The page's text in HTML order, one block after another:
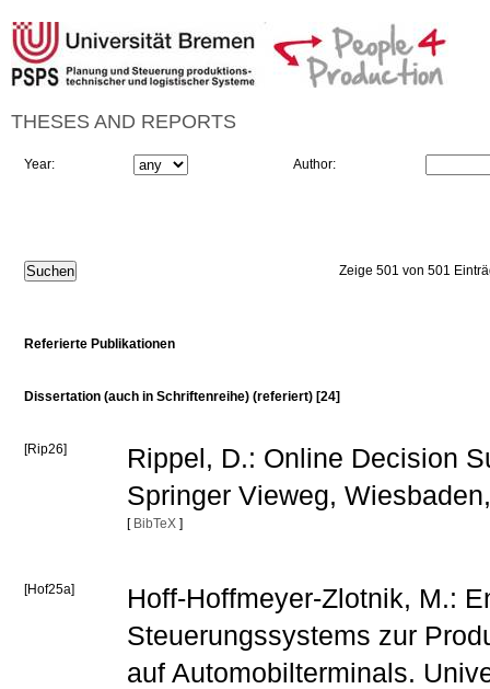
THESES AND REPORTS
Year: Author:
Zeige 501 von 501
Referierte Publikationen
Dissertation (auch in Schriftenreihe) (referiert) [24]
[Rip26]
Rippel, D.: Online Decision
Springer Vieweg,
[ BibTeX ]
[Hof25a]
Hoff-Hoffmeyer-Zlotnik, M.:
Steuerungssystems zur
auf Automobilterminals.